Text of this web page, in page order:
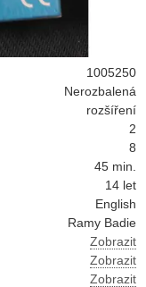
1005250
Nerozbalená
rozšíření
2
8
45 min.
14 let
English
Ramy Badie
Zobrazit
Zobrazit
Zobrazit